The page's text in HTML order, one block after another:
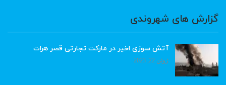
گزارش های شهروندی
آتش سوزی اخیر در مارکت تجارتی قصر هرات
ژوئن 22, 2023